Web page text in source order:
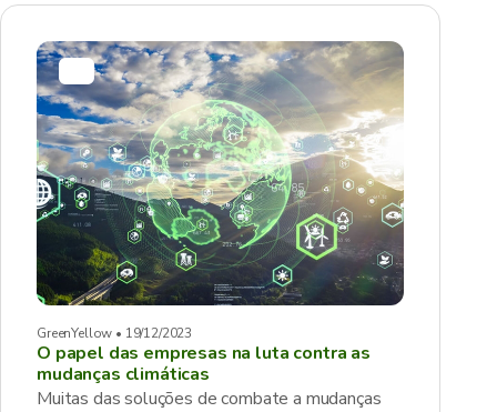
GreenYellow • 19/12/2023
O papel das empresas na luta contra as
mudanças climáticas
Muitas das soluções de combate a mudanças